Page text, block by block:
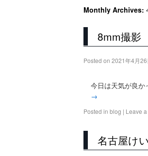
Monthly Archives:
8mm撮影
Posted on 2021年4月26
今日は天気が良
→
Posted in blog | Leave
名古屋け